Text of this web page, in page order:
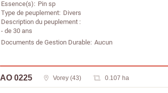
Essence(s) Pin sp
Type de peuplement Divers
Description du peuplement
- de 30 ans
Documents de Gestion Durable Aucun
AO 0225 Vorey (43) 0.107 ha